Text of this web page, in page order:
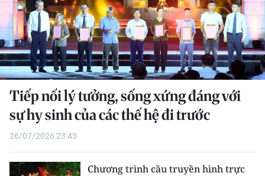
KHOA HỌC - CÔNG NGHỆ
MÔI TRƯỜNG
BẠN ĐỌC
KIỂM CHỨNG THÔNG TIN
TRI THỨC CHUYÊN SÂU
54 DÂN TỘC VIỆT NAM
Tiếp nối lý tưởng, sống xứng đáng với
sự hy sinh của các thế hệ đi trước
26/07/2026 23:45
Chương trình cầu truyền hình trực